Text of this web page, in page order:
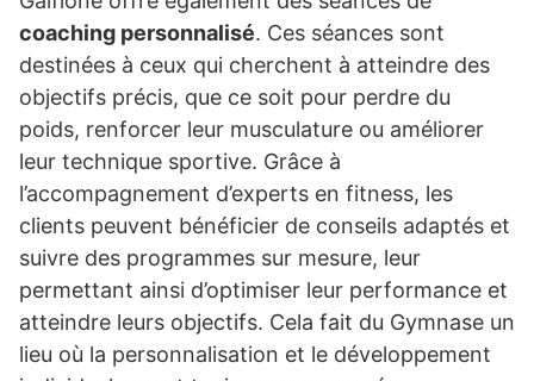
coaching personnalisé. Ces séances sont
destinées à ceux qui cherchent à atteindre des
objectifs précis, que ce soit pour perdre du
poids, renforcer leur musculature ou améliorer
leur technique sportive. Grâce à
l’accompagnement d’experts en fitness, les
clients peuvent bénéficier de conseils adaptés et
suivre des programmes sur mesure, leur
permettant ainsi d’optimiser leur performance et
atteindre leurs objectifs. Cela fait du Gymnase un
lieu où la personnalisation et le développement